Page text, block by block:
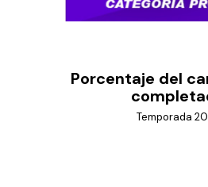
Porcentaje del
Temporada